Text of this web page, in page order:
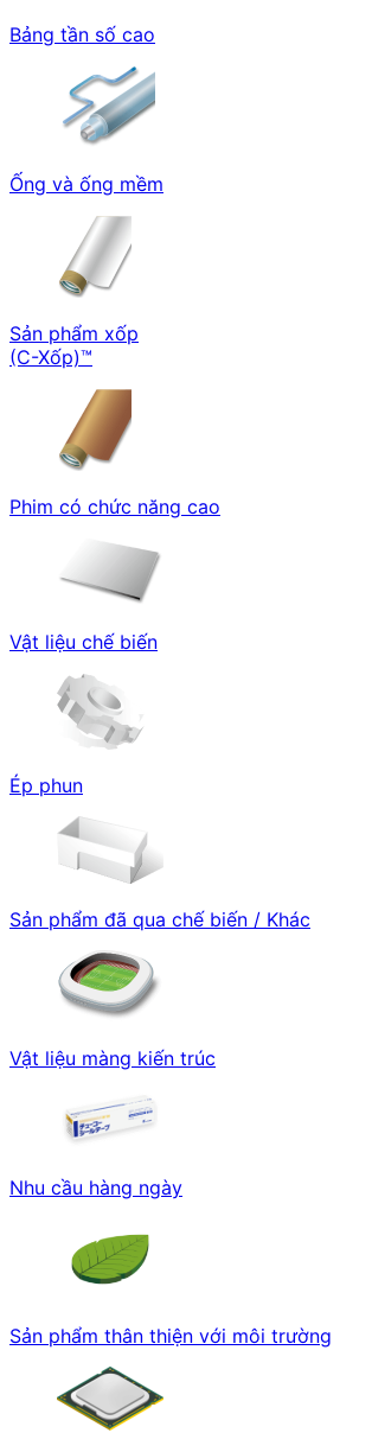
Bảng tần số cao
Ống và ống mềm
Sản phẩm xốp
(C-Xốp)™
Phim có chức năng cao
Vật liệu chế biến
Ép phun
Sản phẩm đã qua chế biến / Khác
Vật liệu màng kiến trúc
Nhu cầu hàng ngày
Sản phẩm thân thiện với môi trường